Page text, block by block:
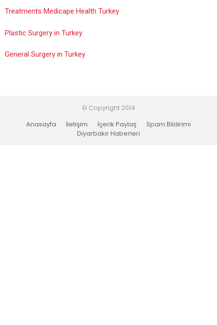
Treatments Medicape Health Turkey
Plastic Surgery in Turkey
General Surgery in Turkey
© Copyright 2014
Anasayfa
İletişim İçerik Paylaş
Spam Bildirimi
Diyarbakır Haberleri